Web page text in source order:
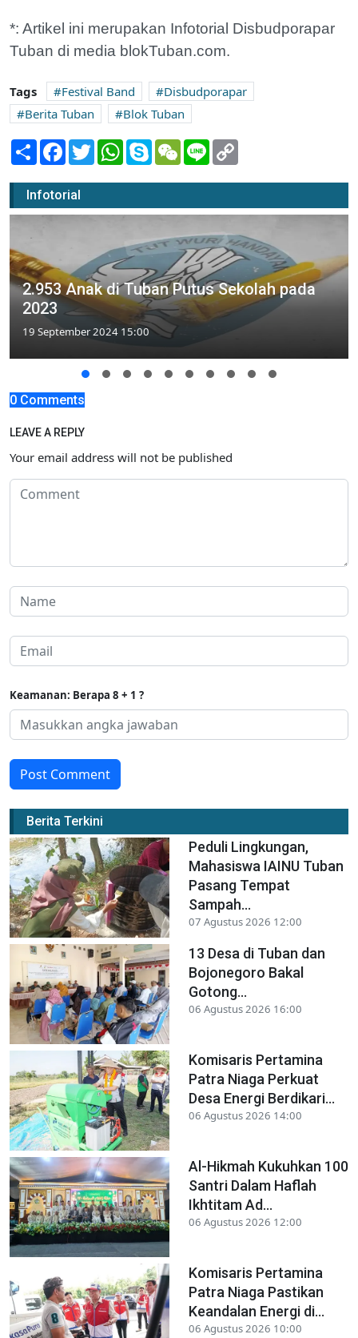
*: Artikel ini merupakan Infotorial Disbudporapar
Tuban di media blokTuban.com.
Tags Festival Band
Disbudporapar
Berita Tuban
Blok Tuban
Share Facebook
TwitterWhatsApp
SkypeWeChatLine
Infotorial
2.953 Anak di Tuban Putus Sekolah pada
2023
19 September 2024 15:00
0 Comments
LEAVE A REPLY
Your email address will not be published
Keamanan: Berapa 8 + 1 ?
Post Comment
Berita Terkini
Peduli Lingkungan,
Mahasiswa IAINU Tuban
Pasang Tempat
Sampah...
07 Agustus 2026 12:00
13 Desa di Tuban dan
Bojonegoro Bakal
Gotong...
06 Agustus 2026 16:00
Komisaris Pertamina
Patra Niaga Perkuat
Desa Energi Berdikari...
06 Agustus 2026 14:00
Al-Hikmah Kukuhkan 100
Santri Dalam Haflah
Ikhtitam Ad...
06 Agustus 2026 12:00
Komisaris Pertamina
Patra Niaga Pastikan
Keandalan Energi di...
06 Agustus 2026 10:00